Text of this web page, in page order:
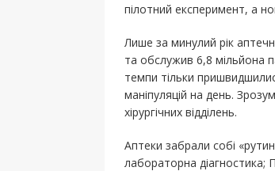
пілотний експеримент, а
Лише за минулий рік
та обслужив 6,8 мільйона
темпи тільки
маніпуляцій на день.
хірургічних відділень.
Аптеки забрали собі
лабораторна діагностика;